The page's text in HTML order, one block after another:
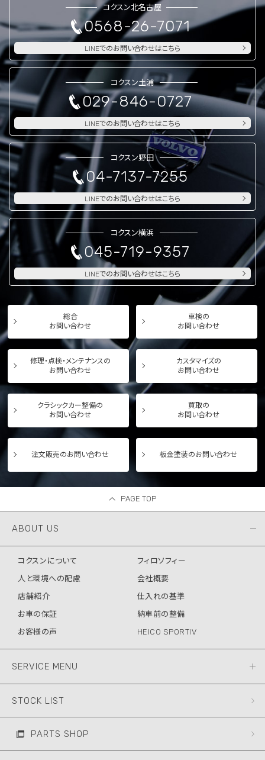
コクスン北名古屋
0568-26-7071
LINEでのお問い合わせはこちら
コクスン土浦
029-846-0727
LINEでのお問い合わせはこちら
コクスン野田
04-7137-7255
LINEでのお問い合わせはこちら
コクスン横浜
045-719-9357
LINEでのお問い合わせはこちら
総合
お問い合わせ
車検の
お問い合わせ
修理・点検・メンテナンスの
お問い合わせ
カスタマイズの
お問い合わせ
クラシックカー整備の
お問い合わせ
買取の
お問い合わせ
注文販売のお問い合わせ 板金塗装のお問い合わせ
PAGE TOP
ABOUT US
コクスンについて
フィロソフィー
人と環境への配慮
会社概要
店舗紹介
仕入れの基準
お車の保証
納車前の整備
お客様の声
HEICO SPORTIV
SERVICE MENU
STOCK LIST
PARTS SHOP